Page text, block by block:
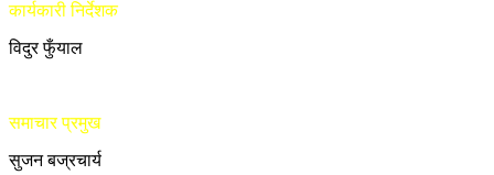
कार्यकारी निर्देशक
विदुर फुँयाल
समाचार प्रमुख
सुजन बज्रचार्य